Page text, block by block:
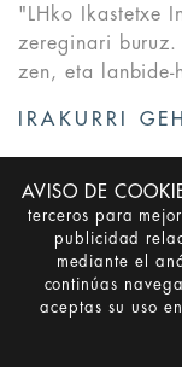
AVISO DE
terceros para
publicidad
mediante el
continúas
aceptas su uso
"LHko Ikastetxe
zereginari
zen, eta lanbide-
IRAKURRI